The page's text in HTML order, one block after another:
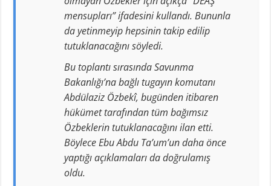
mensupları” ifadesini kullandı. Bununla
da yetinmeyip hepsinin takip edilip
tutuklanacağını söyledi.
Bu toplantı sırasında Savunma
Bakanlığı’na bağlı tugayın komutanı
Abdülaziz Özbekî, bugünden itibaren
hükümet tarafından tüm bağımsız
Özbeklerin tutuklanacağını ilan etti.
Böylece Ebu Abdu Ta’um’un daha önce
yaptığı açıklamaları da doğrulamış
oldu.